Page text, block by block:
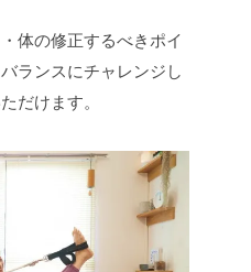
体の修正するべきポイ
ランスにチャレンジし
だけます。